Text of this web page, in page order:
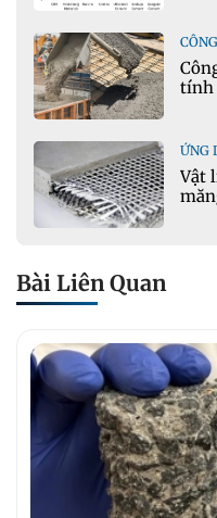
tính
ỨNG
Vật
Bài Liên Quan